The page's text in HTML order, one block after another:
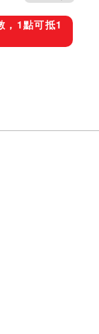
1點可抵1